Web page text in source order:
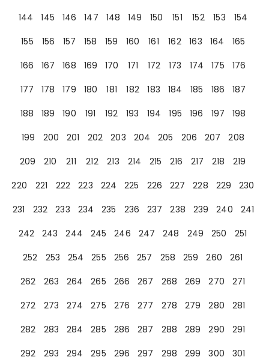
144
145 146 147 148 149 150 151 152 153
154
155
156 157 158 159 160 161 162 163 164
165
166
167 168 169 170 171 172 173 174 175
176
177
178 179 180 181 182 183 184 185 186
187
188
189 190 191 192 193 194 195 196 197
198
199
200 201 202 203 204 205 206 207
208
209
210 211 212 213 214 215 216 217 218
219
220
221 222 223 224 225 226 227 228 229
230
231
232 233 234 235 236 237 238 239 240
241
242
243 244 245 246 247 248 249 250
251
252
253 254 255 256 257 258 259 260
261
262
263 264 265 266 267 268 269 270
271
272
273 274 275 276 277 278 279 280
281
282
283 284 285 286 287 288 289 290
291
292
293 294 295 296 297 298 299 300 301